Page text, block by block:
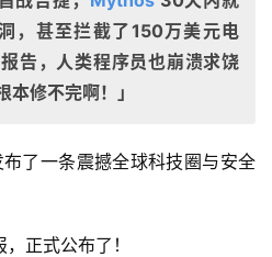
，甚至拦截了150万美元电
告，人类程序员也崩溃求饶
本修不完啊！」
了一条震撼全球科技圈与安全
正式公布了！